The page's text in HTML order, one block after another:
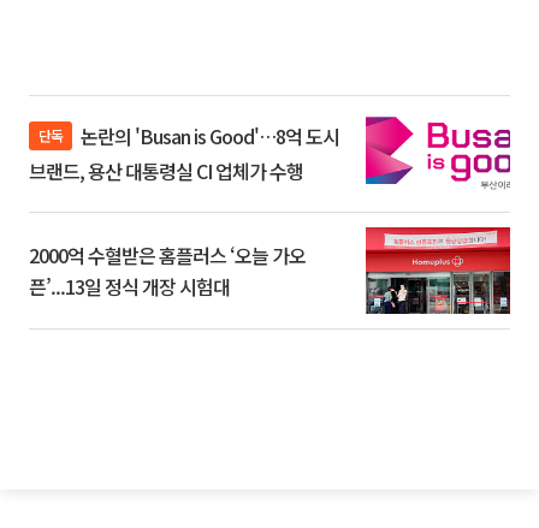
단독
브랜드, 용산 대통령실 CI 업체가 수행
2000억 수혈받은 홈플러스 ‘오늘 가오
픈’...13일 정식 개장 시험대